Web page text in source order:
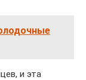
и эта